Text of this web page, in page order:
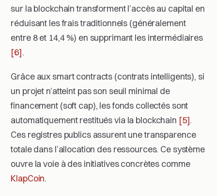
sur la blockchain transforment l’accès au capital en
réduisant les frais traditionnels (généralement
entre 8 et 14,4 %) en supprimant les intermédiaires
[6].
Grâce aux smart contracts (contrats intelligents), si
un projet n’atteint pas son seuil minimal de
financement (soft cap), les fonds collectés sont
automatiquement restitués via la blockchain [5].
Ces registres publics assurent une transparence
totale dans l’allocation des ressources. Ce système
ouvre la voie à des initiatives concrètes comme
KlapCoin.